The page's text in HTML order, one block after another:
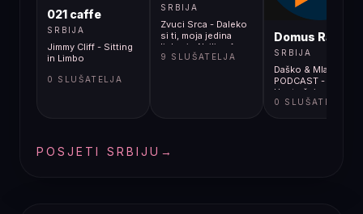
021 caffe
SRBIJA
Jimmy Cliff - Sitting
in Limbo
0 SLUŠATELJA
SRBIJA
Zvuci Srca - Daleko
si ti, moja jedina
ljubavi - Najljep�a
Ljubavna Pjesma
9 SLUŠATELJA
Domus Radio
SRBIJA
Daško & Mlađa
PODCAST -
Unutrašnja
emigracija 317
0 SLUŠATELJA
POSJETI SRBIJU →